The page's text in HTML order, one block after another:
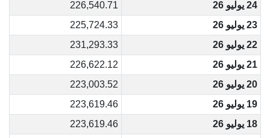
24 يوليو 26
226,540.71
23 يوليو 26
225,724.33
22 يوليو 26
231,293.33
21 يوليو 26
226,622.12
20 يوليو 26
223,003.52
19 يوليو 26
223,619.46
18 يوليو 26
223,619.46